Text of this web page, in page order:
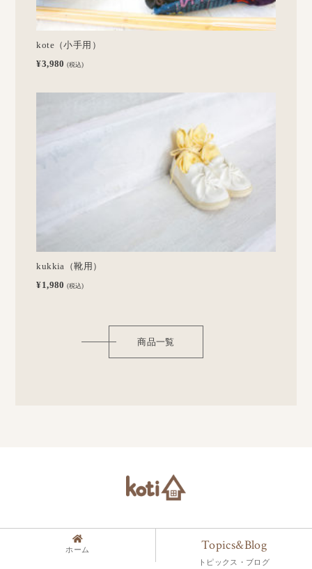
kote（小手用）
¥3,980(税込)
kukkia（靴用）
¥1,980(税込)
商品一覧
ホーム Topics&Blog
トピックス・ブログ